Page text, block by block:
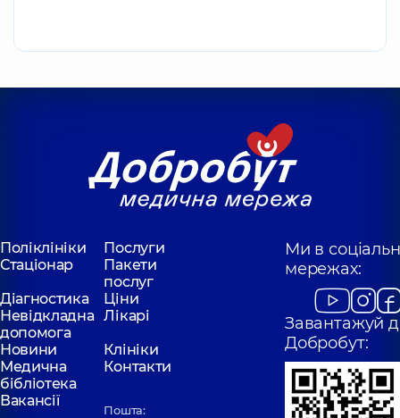
Поліклініки
Послуги
Стаціонар
Пакети
послуг
Діагностика
Ціни
Невідкладна
допомога
Лікарі
Новини
Клініки
Медична
бібліотека
Контакти
Вакансії
Пошта:
Ми в
мережах:
Завантажуй
Добробут: